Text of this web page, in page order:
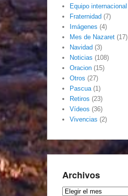
Equipo internacional
Fraternidad (7)
Imágenes (4)
Mes de Nazaret (17)
Navidad (3)
Noticias (108)
Oracion (15)
Otros (27)
Pascua(1)
Retiros (23)
Vídeos (36)
Vivencias (2)
Archivos
Archivos